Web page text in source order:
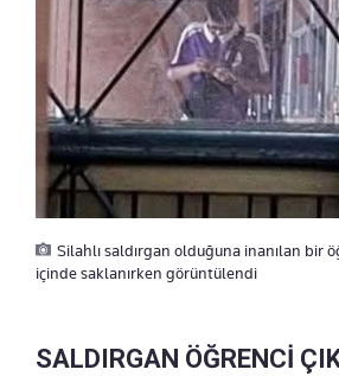
Silahlı saldırgan olduğuna inanılan bir
içinde saklanırken görüntülendi
SALDIRGAN ÖĞRENCİ